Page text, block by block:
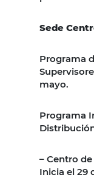
Sede
Programa
mayo.
Programa
– Centro
Inicia el 29